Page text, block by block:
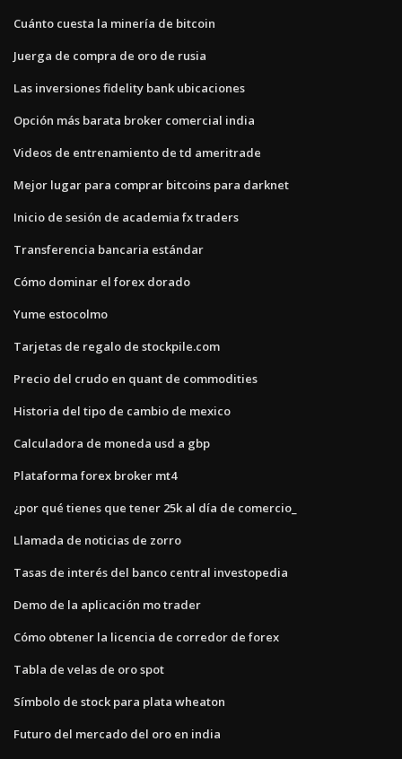
Cuánto cuesta la minería de bitcoin
Juerga de compra de oro de rusia
Las inversiones fidelity bank ubicaciones
Opción más barata broker comercial india
Videos de entrenamiento de td ameritrade
Mejor lugar para comprar bitcoins para darknet
Inicio de sesión de academia fx traders
Transferencia bancaria estándar
Cómo dominar el forex dorado
Yume estocolmo
Tarjetas de regalo de stockpile.com
Precio del crudo en quant de commodities
Historia del tipo de cambio de mexico
Calculadora de moneda usd a gbp
Plataforma forex broker mt4
¿por qué tienes que tener 25k al día de comercio_
Llamada de noticias de zorro
Tasas de interés del banco central investopedia
Demo de la aplicación mo trader
Cómo obtener la licencia de corredor de forex
Tabla de velas de oro spot
Símbolo de stock para plata wheaton
Futuro del mercado del oro en india